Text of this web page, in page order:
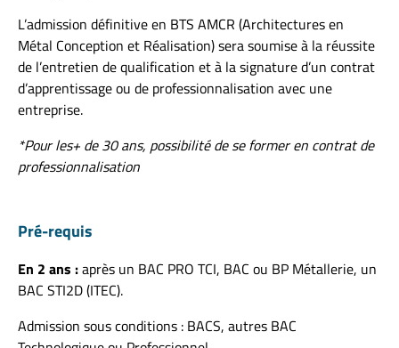
L’admission définitiveen BTS AMCR (Architectures en
Métal Conception et Réalisation)sera soumise à la réussite
de l’entretien de qualification et à la signature d’un contrat
d’apprentissage ou de professionnalisation avec une
entreprise.
*Pour les+ de 30 ans, possibilité de se former en contrat de
professionnalisation
Pré-requis
En 2 ans :après un BAC PRO TCI, BAC ou BP Métallerie, un
BAC STI2D (ITEC).
Admission sous conditions : BACS, autres BAC